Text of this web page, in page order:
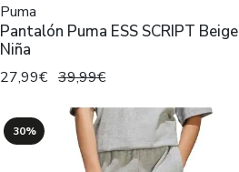
Puma
Pantalón Puma ESS SCRIPT Beige
Niña
27,99€ 39,99€
30%